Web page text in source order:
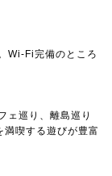
Wi-Fi完備のところ
ェ巡り、離島巡り
満喫する遊びが豊富